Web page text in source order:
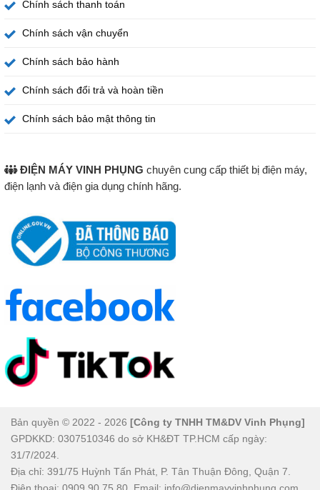
Chính sách thanh toán
Chính sách vận chuyển
Chính sách bảo hành
Chính sách đổi trả và hoàn tiền
Chính sách bảo mật thông tin
ĐIỆN MÁY VINH PHỤNG chuyên cung cấp thiết bị điện máy,
điện lạnh và điện gia dụng chính hãng.
Bản quyền © 2022 - 2026 [Công ty TNHH TM&DV Vinh Phụng]
GPDKKD: 0307510346 do sở KH&ĐT TP.HCM cấp ngày:
31/7/2024.
Địa chỉ: 391/75 Huỳnh Tấn Phát, P. Tân Thuận Đông, Quận 7.
Điện thoại: 0909.90.75.80. Email: info@dienmayvinhphung.com.